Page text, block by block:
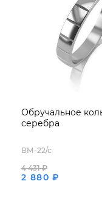
Обручальное
серебра
ВМ-22/с
2 880 ₽
4 431 ₽